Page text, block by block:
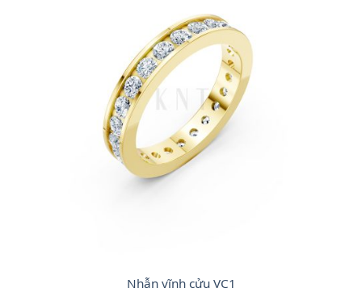
Nhẫn vĩnh cửu VC1